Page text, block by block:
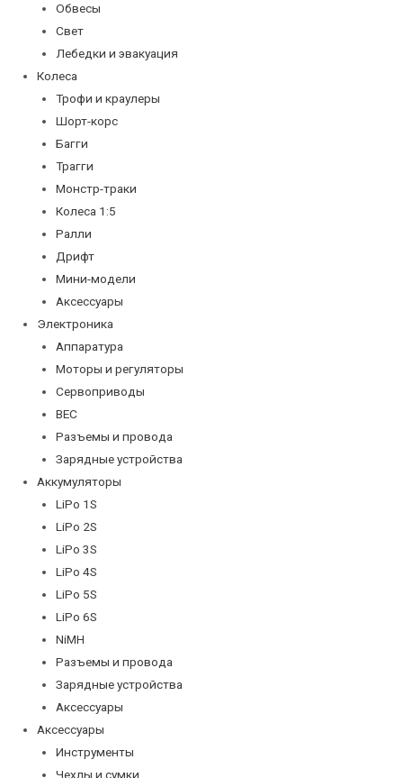
Обвесы
Свет
Лебедки и эвакуация
Колеса
Трофи и краулеры
Шорт-корс
Багги
Трагги
Монстр-траки
Колеса 1:5
Ралли
Дрифт
Мини-модели
Аксессуары
Электроника
Аппаратура
Моторы и регуляторы
Сервоприводы
BEC
Разъемы и провода
Зарядные устройства
Аккумуляторы
LiPo 1S
LiPo 2S
LiPo 3S
LiPo 4S
LiPo 5S
LiPo 6S
NiMH
Разъемы и провода
Зарядные устройства
Аксессуары
Аксессуары
Инструменты
Чехлы и сумки